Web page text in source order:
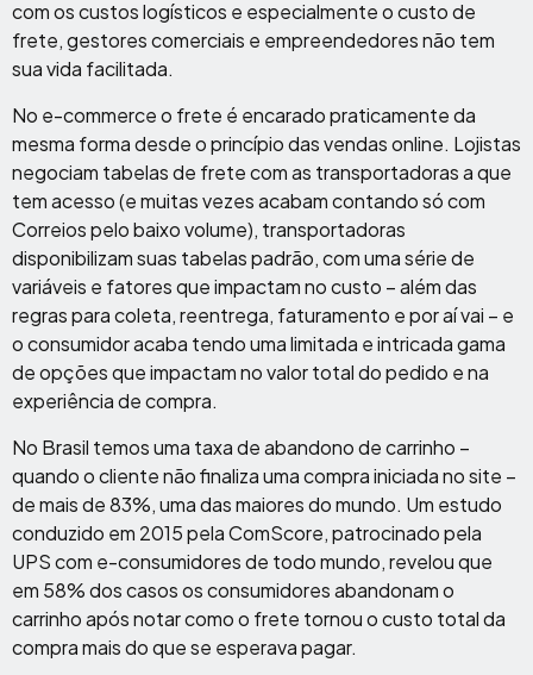
com os custos logísticos e especialmente o custo de
frete, gestores comerciais e empreendedores não tem
sua vida facilitada.
No e-commerce o frete é encarado praticamente da
mesma forma desde o princípio das vendas online. Lojistas
negociam tabelas de frete com as transportadoras a que
tem acesso (e muitas vezes acabam contando só com
Correios pelo baixo volume), transportadoras
disponibilizam suas tabelas padrão, com uma série de
variáveis e fatores que impactam no custo – além das
regras para coleta, reentrega, faturamento e por aí vai – e
o consumidor acaba tendo uma limitada e intricada gama
de opções que impactam no valor total do pedido e na
experiência de compra.
No Brasil temos uma taxa de abandono de carrinho –
quando o cliente não finaliza uma compra iniciada no site –
de mais de 83%, uma das maiores do mundo. Um estudo
conduzido em 2015 pela ComScore, patrocinado pela
UPS com e-consumidores de todo mundo, revelou que
em 58% dos casos os consumidores abandonam o
carrinho após notar como o frete tornou o custo total da
compra mais do que se esperava pagar.